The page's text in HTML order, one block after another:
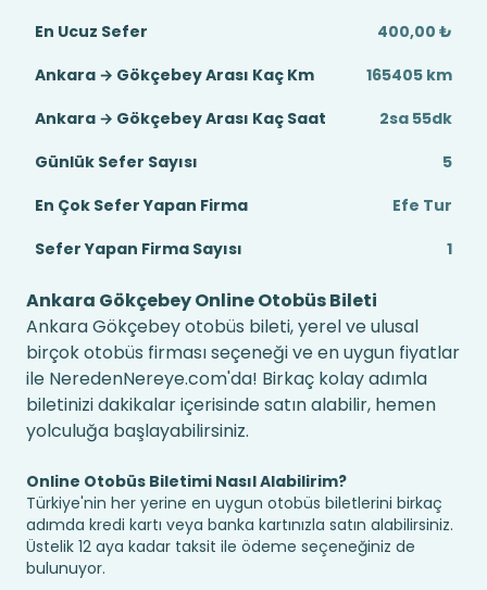
En Ucuz Sefer
400,00 ₺
Ankara → Gökçebey Arası Kaç Km
165405 km
Ankara → Gökçebey Arası Kaç Saat
2sa 55dk
Günlük Sefer Sayısı
5
En Çok Sefer Yapan Firma
Efe Tur
Sefer Yapan Firma Sayısı
1
Ankara Gökçebey Online Otobüs Bileti
Ankara Gökçebey otobüs bileti, yerel ve ulusal
birçok otobüs firması seçeneği ve en uygun fiyatlar
ile NeredenNereye.com'da! Birkaç kolay adımla
biletinizi dakikalar içerisinde satın alabilir, hemen
yolculuğa başlayabilirsiniz.
Online Otobüs Biletimi Nasıl Alabilirim?
Türkiye'nin her yerine en uygun otobüs biletlerini birkaç
adımda kredi kartı veya banka kartınızla satın alabilirsiniz.
Üstelik 12 aya kadar taksit ile ödeme seçeneğiniz de
bulunuyor.